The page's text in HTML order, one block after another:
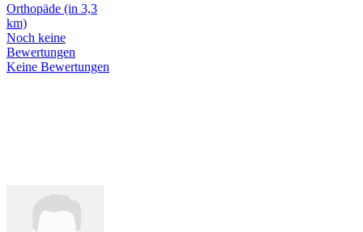
Orthopäde (in 3,3
km)
Noch keine
Bewertungen
Keine Bewertungen